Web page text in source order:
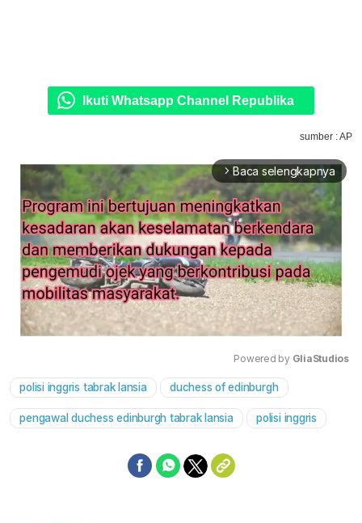
Ikuti Whatsapp Channel Republika
sumber : AP
arrow_forward_ios Baca selengkapnya
Powered by GliaStudios
polisi inggris tabrak lansia duchess of edinburgh
pengawal duchess edinburgh tabrak lansia polisi inggris